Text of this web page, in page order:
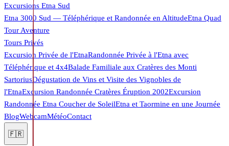
Excursions Etna Sud
Etna 3000 Sud — Téléphérique et Randonnée en AltitudeEtna Quad
Tour Aventure
Tours Privés
Excursion Privée de l'EtnaRandonnée Privée à l'Etna avec
Téléphérique et 4x4Balade Familiale aux Cratères des Monti
SartoriusDégustation de Vins et Visite des Vignobles de
l'EtnaExcursion Randonnée Cratères Éruption 2002Excursion
Randonnée Etna Coucher de SoleilEtna et Taormine en une Journée
BlogWebcamMétéoContact
🇫🇷